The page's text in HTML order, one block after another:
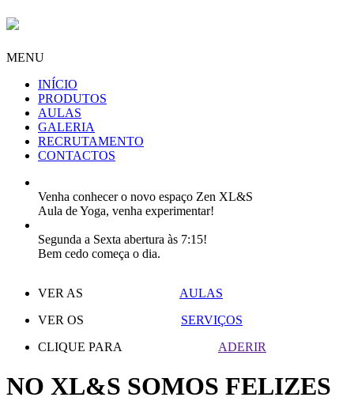
MENU
INÍCIO
PRODUTOS
AULAS
GALERIA
RECRUTAMENTO
CONTACTOS
Venha conhecer o novo espaço Zen XL&S
Aula de Yoga, venha experimentar!
Segunda a Sexta abertura às 7:15!
Bem cedo começa o dia.
VER AS
AULAS
VER OS
SERVIÇOS
CLIQUE PARA
ADERIR
NO XL&S SOMOS FELIZES